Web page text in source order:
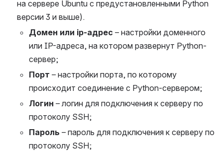
на сервере Ubuntu с предустановленными Python
версии 3 и выше).
Домен или ip-адрес – настройки доменного
или IP-адреса, на котором развернут Python-
сервер;
Порт – настройки порта, по которому
происходит соединение с Python-сервером;
Логин – логин для подключения к серверу по
протоколу SSH;
Пароль – пароль для подключения к серверу по
протоколу SSH;